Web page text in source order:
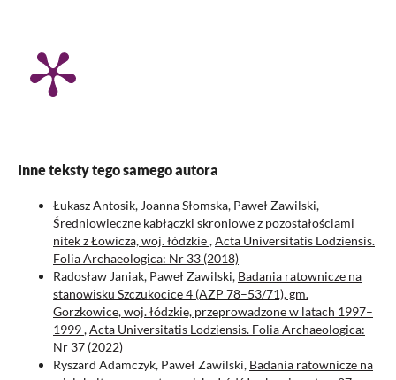
Inne teksty tego samego autora
Łukasz Antosik, Joanna Słomska, Paweł Zawilski,
Średniowieczne kabłączki skroniowe z pozostałościami
nitek z Łowicza, woj. łódzkie,Acta Universitatis Lodziensis.
Folia Archaeologica: Nr 33 (2018)
Radosław Janiak, Paweł Zawilski, Badania ratownicze na
stanowisku Szczukocice 4 (AZP 78–53/71), gm.
Gorzkowice, woj. łódzkie, przeprowadzone w latach 1997–
1999,Acta Universitatis Lodziensis. Folia Archaeologica:
Nr 37 (2022)
Ryszard Adamczyk, Paweł Zawilski, Badania ratownicze na